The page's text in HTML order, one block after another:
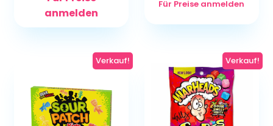
anmelden
Für Preise anmelden
Verkauf! Verkauf!